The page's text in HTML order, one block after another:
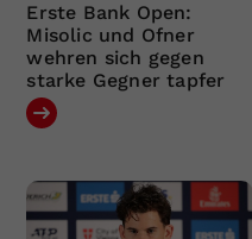
Erste Bank Open:
Misolic und Ofner
wehren sich gegen
starke Gegner tapfer